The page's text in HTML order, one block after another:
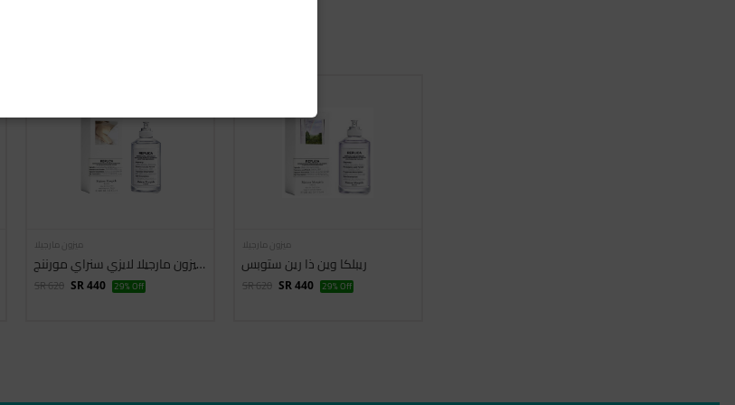
ميزون مارجيلا
ريبليكا ميزون مارجيلا لايزي سنراي مورننج
SR 620 SR 440 29% Off
ميزون مارجيلا
ريبلكا وين ذا رين ستوبس
SR 620 SR 440 29% Off